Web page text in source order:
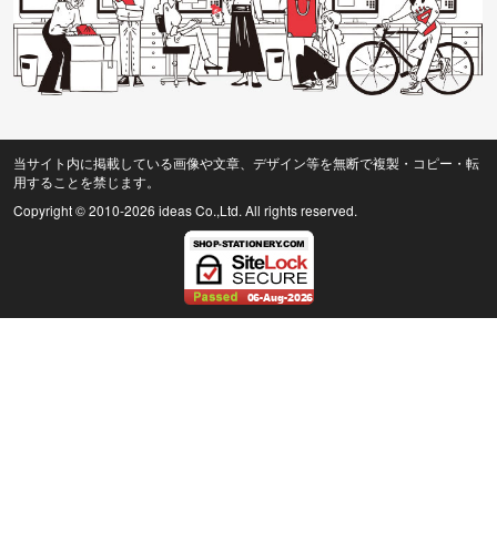
当サイト内に掲載している画像や文章、デザイン等を無断で複製・コピー・転
用することを禁じます。
Copyright © 2010-2026 ideas Co.,Ltd. All rights reserved.